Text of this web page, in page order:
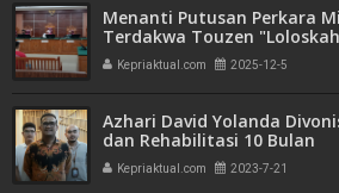
Menanti Putusan Perkara
Terdakwa Touzen
Seumur Hidup atau Mati"
Kepriaktual.com 2025-12-5
Azhari David Yolanda
dan Rehabilitasi 10 Bulan
Kepriaktual.com 2023-7-21